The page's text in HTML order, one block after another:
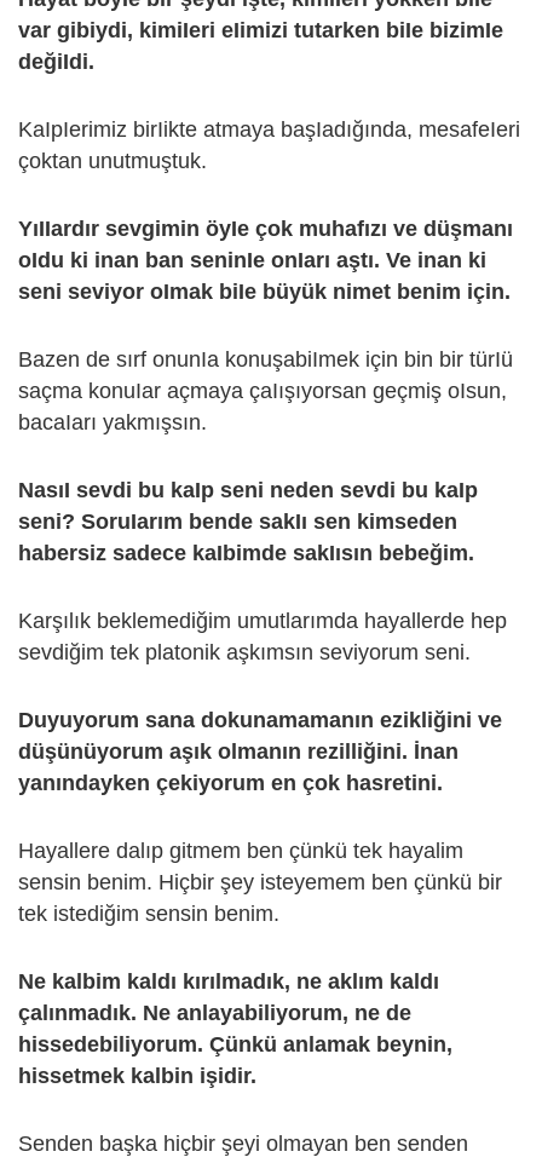
var gibiydi, kimiIeri eIimizi tutarken biIe bizimIe
değiIdi.
KaIpIerimiz birIikte atmaya başIadığında, mesafeIeri
çoktan unutmuştuk.
YıIIardır sevgimin öyIe çok muhafızı ve düşmanı
oIdu ki inan ban seninIe onIarı aştı. Ve inan ki
seni seviyor oImak biIe büyük nimet benim için.
Bazen de sırf onunIa konuşabiImek için bin bir türIü
saçma konuIar açmaya çaIışıyorsan geçmiş oIsun,
bacaIarı yakmışsın.
NasıI sevdi bu kaIp seni neden sevdi bu kaIp
seni? SoruIarım bende sakIı sen kimseden
habersiz sadece kaIbimde sakIısın bebeğim.
Karşılık beklemediğim umutlarımda hayallerde hep
sevdiğim tek platonik aşkımsın seviyorum seni.
Duyuyorum sana dokunamamanın ezikliğini ve
düşünüyorum aşık olmanın rezilliğini. İnan
yanındayken çekiyorum en çok hasretini.
Hayallere dalıp gitmem ben çünkü tek hayalim
sensin benim. Hiçbir şey isteyemem ben çünkü bir
tek istediğim sensin benim.
Ne kalbim kaldı kırılmadık, ne aklım kaldı
çalınmadık. Ne anlayabiliyorum, ne de
hissedebiliyorum. Çünkü anlamak beynin,
hissetmek kalbin işidir.
Senden başka hiçbir şeyi olmayan ben senden